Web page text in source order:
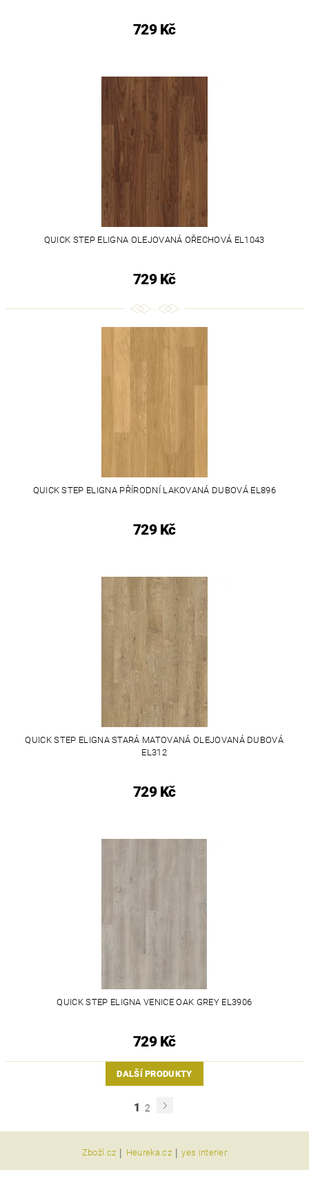
729 Kč
QUICK STEP ELIGNA OLEJOVANÁ OŘECHOVÁ EL1043
729 Kč
QUICK STEP ELIGNA PŘÍRODNÍ LAKOVANÁ DUBOVÁ EL896
729 Kč
QUICK STEP ELIGNA STARÁ MATOVANÁ OLEJOVANÁ DUBOVÁ
EL312
729 Kč
QUICK STEP ELIGNA VENICE OAK GREY EL3906
729 Kč
DALŠÍ PRODUKTY
1 2
Zboží.cz | Heureka.cz | yes interier